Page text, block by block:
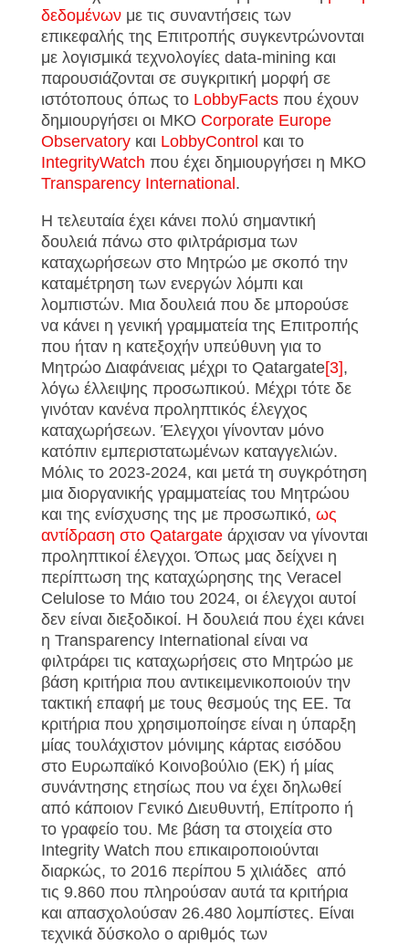
δεδομένωνμε τις συναντήσεις των
επικεφαλής της Επιτροπής συγκεντρώνονται
με λογισμικά τεχνολογίες data-mining και
παρουσιάζονται σε συγκριτική μορφή σε
ιστότοπους όπως το LobbyFacts που έχουν
δημιουργήσει οι ΜΚΟ Corporate Europe
Observatoryκαι LobbyControl και το
IntegrityWatch που έχει δημιουργήσει η ΜΚΟ
Transparency International .
H τελευταία έχει κάνει πολύ σημαντική
δουλειά πάνω στο φιλτράρισμα των
καταχωρήσεων στο Μητρώο με σκοπό την
καταμέτρηση των ενεργών λόμπι και
λομπιστών. Μια δουλειά που δε μπορούσε
να κάνει η γενική γραμματεία της Επιτροπής
που ήταν η κατεξοχήν υπεύθυνη για το
Μητρώο Διαφάνειας μέχρι το Qatargate[3],
λόγω έλλειψης προσωπικού. Μέχρι τότε δε
γινόταν κανένα προληπτικός έλεγχος
καταχωρήσεων. Έλεγχοι γίνονταν μόνο
κατόπιν εμπεριστατωμένων καταγγελιών.
Μόλις το 2023-2024, και μετά τη συγκρότηση
μια διοργανικής γραμματείας του Μητρώου
και της ενίσχυσης της με προσωπικό, ως
αντίδραση στο Qatargateάρχισαν να γίνονται
προληπτικοί έλεγχοι. Όπως μας δείχνει η
περίπτωση της καταχώρησης της Veracel
Celulose το Μάιο του 2024, οι έλεγχοι αυτοί
δεν είναι διεξοδικοί. H δουλειά που έχει κάνει
η Transparency International είναι να
φιλτράρει τις καταχωρήσεις στο Μητρώο με
βάση κριτήρια που αντικειμενικοποιούν την
τακτική επαφή με τους θεσμούς της ΕΕ. Τα
κριτήρια που χρησιμοποίησε είναι η ύπαρξη
μίας τουλάχιστον μόνιμης κάρτας εισόδου
στο Ευρωπαϊκό Κοινοβούλιο (ΕΚ) ή μίας
συνάντησης ετησίως που να έχει δηλωθεί
από κάποιον Γενικό Διευθυντή, Επίτροπο ή
το γραφείο του. Με βάση τα στοιχεία στο
Integrity Watch που επικαιροποιούνται
διαρκώς, το 2016 περίπου 5 χιλιάδες από
τις 9.860 που πληρούσαν αυτά τα κριτήρια
και απασχολούσαν 26.480 λομπίστες. Είναι
τεχνικά δύσκολο ο αριθμός των